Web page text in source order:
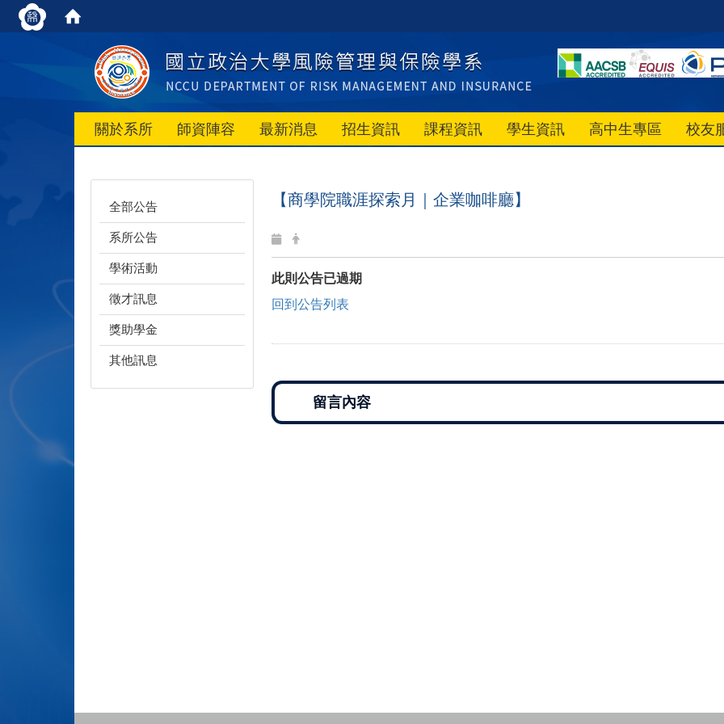
關於系所 師資陣容 最新消息 招生資訊 課程資訊 學生資訊 高中生專區 校友
全部公告
系所公告
學術活動
徵才訊息
獎助學金
其他訊息
【商學院職涯探索月｜企業咖啡廳】
此則公告已過期
回到公告列表